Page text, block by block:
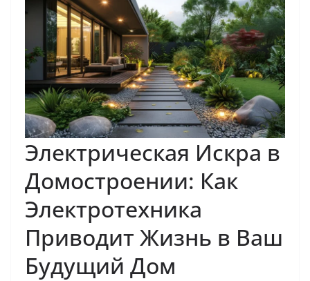
Электрическая Искра в
Домостроении: Как
Электротехника
Приводит Жизнь в Ваш
Будущий Дом